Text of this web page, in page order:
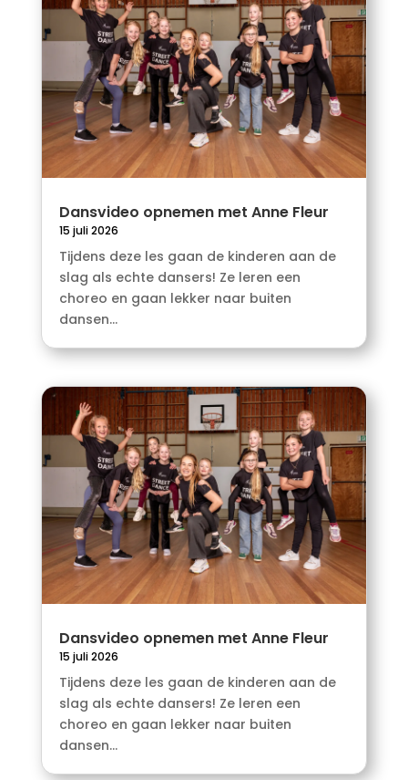
Dansvideo opnemen met Anne Fleur
15 juli 2026
Tijdens deze les gaan de kinderen aan de
slag als echte dansers! Ze leren een
choreo en gaan lekker naar buiten
dansen...
Dansvideo opnemen met Anne Fleur
15 juli 2026
Tijdens deze les gaan de kinderen aan de
slag als echte dansers! Ze leren een
choreo en gaan lekker naar buiten
dansen...